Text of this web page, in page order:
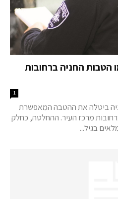
הטבות החניה ברחובות
1
ביטלה את ההטבה המאפשרת
חינם ברחובות מרכז העיר. ההחלטה, כחלק
בגיל...